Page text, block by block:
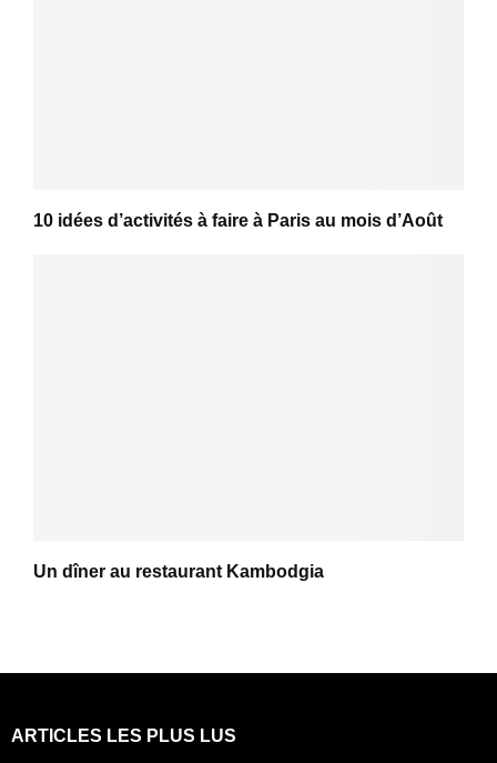
10 idées d’activités à faire à Paris au mois d’Août
Un dîner au restaurant Kambodgia
ARTICLES LES PLUS LUS